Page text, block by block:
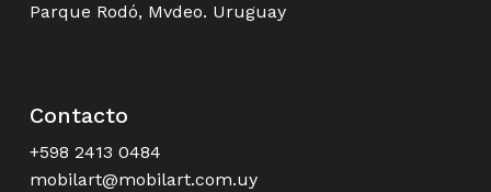
Parque Rodó, Mvdeo. Uruguay
Contacto
+598 2413 0484
mobilart@mobilart.com.uy